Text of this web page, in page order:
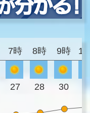
7時 8時 9時
27 28 30